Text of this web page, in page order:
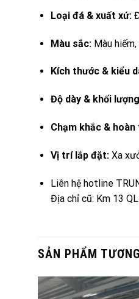
Loại đá & xuất xứ:
Màu sắc:Màu hiếm,
Kích thước & kiểu
Độ dày & khối
Chạm khắc & hoàn
Vị trí lắp đặt:Xa
Liên hệ hotline
Địa chỉ cũ: Km 13
SẢN PHẨM